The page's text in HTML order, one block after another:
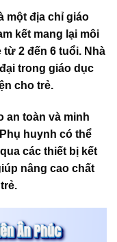
một địa chỉ giáo
kết mang lại môi
2 đến 6 tuổi. Nhà
trong giáo dục
cho trẻ.
an toàn và minh
huynh có thể
các thiết bị kết
nâng cao chất